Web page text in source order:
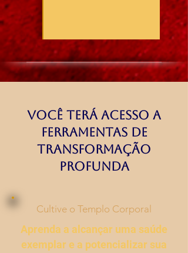
Você terá Acesso a
Ferramentas de
Transformação
Profunda
Cultive o Templo Corporal
Aprenda a alcançar uma saúde
exemplar e a potencializar sua